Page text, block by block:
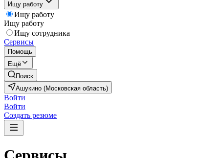
Ищу работу
Ищу работу
Ищу работу
Ищу сотрудника
Сервисы
Помощь
Ещё
Поиск
Ашукино (Московская область)
Войти
Войти
Создать резюме